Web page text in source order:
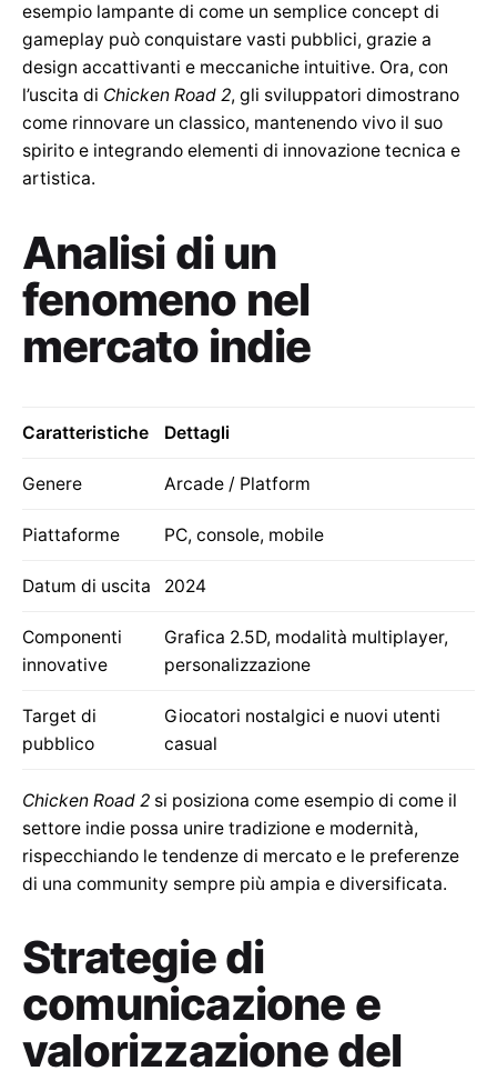
esempio lampante di come un semplice concept di
gameplay può conquistare vasti pubblici, grazie a
design accattivanti e meccaniche intuitive. Ora, con
l’uscita di Chicken Road 2, gli sviluppatori dimostrano
come rinnovare un classico, mantenendo vivo il suo
spirito e integrando elementi di innovazione tecnica e
artistica.
Analisi di un
fenomeno nel
mercato indie
Caratteristiche Dettagli
Genere Arcade / Platform
Piattaforme PC, console, mobile
Datum di uscita 2024
Componenti
innovative
Grafica 2.5D, modalità multiplayer,
personalizzazione
Target di
pubblico
Giocatori nostalgici e nuovi utenti
casual
Chicken Road 2 si posiziona come esempio di come il
settore indie possa unire tradizione e modernità,
rispecchiando le tendenze di mercato e le preferenze
di una community sempre più ampia e diversificata.
Strategie di
comunicazione e
valorizzazione del